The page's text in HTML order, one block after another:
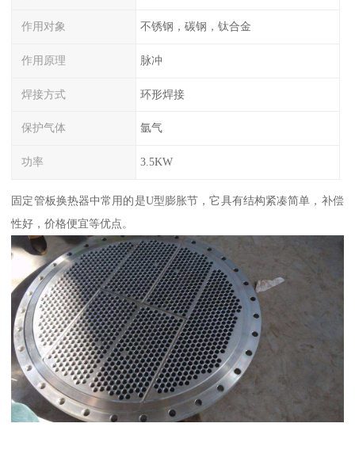
作用对象 不锈钢，碳钢，钛合金
作用原理 脉冲
焊接方式 环形焊接
保护气体 氩气
功率 3.5KW
固定管板换热器中常用的是U型膨胀节，它具有结构紧凑简单，补偿
性好，价格便宜等优点。